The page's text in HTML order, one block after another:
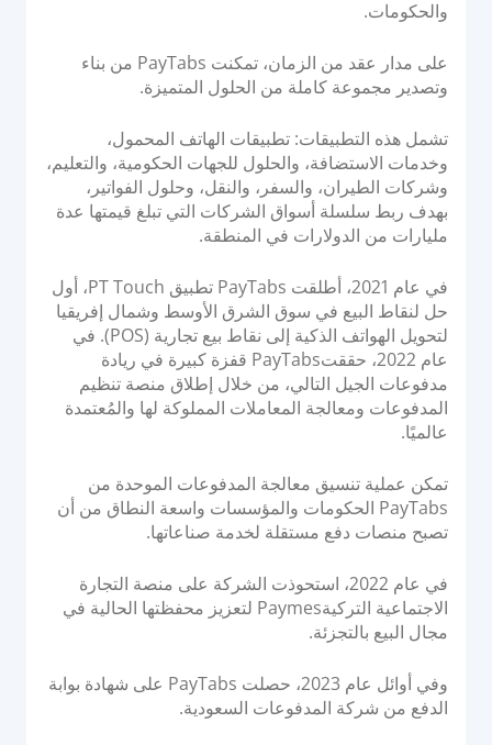
والحكومات.
على مدار عقد من الزمان، تمكنت PayTabs من بناء
وتصدير مجموعة كاملة من الحلول المتميزة.
تشمل هذه التطبيقات: تطبيقات الهاتف المحمول،
وخدمات الاستضافة، والحلول للجهات الحكومية، والتعليم،
وشركات الطيران، والسفر، والنقل، وحلول الفواتير،
بهدف ربط سلسلة أسواق الشركات التي تبلغ قيمتها عدة
مليارات من الدولارات في المنطقة.
في عام 2021، أطلقت PayTabs تطبيق PT Touch، أول
حل لنقاط البيع في سوق الشرق الأوسط وشمال إفريقيا
لتحويل الهواتف الذكية إلى نقاط بيع تجارية (POS). في
عام 2022، حققتPayTabs قفزة كبيرة في ريادة
مدفوعات الجيل التالي، من خلال إطلاق منصة تنظيم
المدفوعات ومعالجة المعاملات المملوكة لها والمُعتمدة
عالميًا.
تمكن عملية تنسيق معالجة المدفوعات الموحدة من
PayTabs الحكومات والمؤسسات واسعة النطاق من أن
تصبح منصات دفع مستقلة لخدمة صناعاتها.
في عام 2022، استحوذت الشركة على منصة التجارة
الاجتماعية التركيةPaymes لتعزيز محفظتها الحالية في
مجال البيع بالتجزئة.
وفي أوائل عام 2023، حصلت PayTabs على شهادة بوابة
الدفع من شركة المدفوعات السعودية.